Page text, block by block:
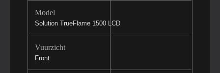
Model
Solution TrueFlame 1500 LCD
Vuurzicht
Front